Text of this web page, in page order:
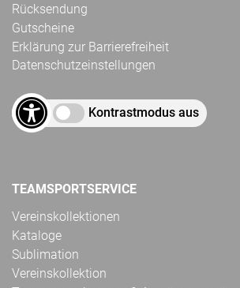
Rücksendung
Gutscheine
Erklärung zur Barrierefreiheit
Datenschutzeinstellungen
Kontrastmodus aus
TEAMSPORTSERVICE
Vereinskollektionen
Kataloge
Sublimation
Vereinskollektion